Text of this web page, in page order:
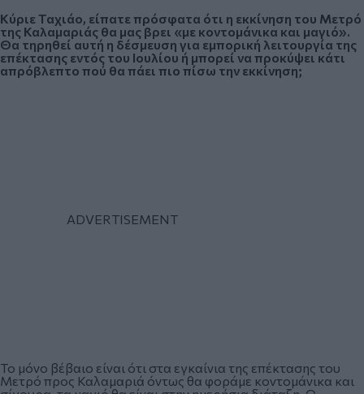
Κύριε Ταχιάο, είπατε πρόσφατα ότι η εκκίνηση του Μετρό
της Καλαμαριάς θα μας βρει «με κοντομάνικα και μαγιό».
Θα τηρηθεί αυτή η δέσμευση για εμπορική λειτουργία της
επέκτασης εντός του Ιουλίου ή μπορεί να προκύψει κάτι
απρόβλεπτο πού θα πάει πιο πίσω την εκκίνηση;
Το μόνο βέβαιο είναι ότι στα εγκαίνια της επέκτασης του
Μετρό προς Καλαμαριά όντως θα φοράμε κοντομάνικα και